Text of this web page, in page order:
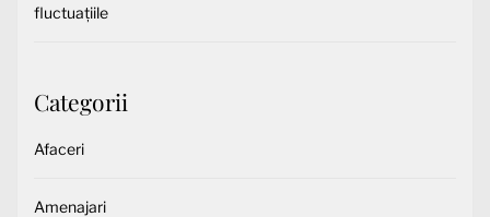
fluctuațiile
Categorii
Afaceri
Amenajari